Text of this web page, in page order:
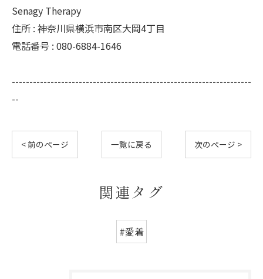
Senagy Therapy
住所 : 神奈川県横浜市南区大岡4丁目
電話番号 : 080-6884-1646
--------------------------------------------------------------------
--
< 前のページ 一覧に戻る 次のページ >
関連タグ
#愛着